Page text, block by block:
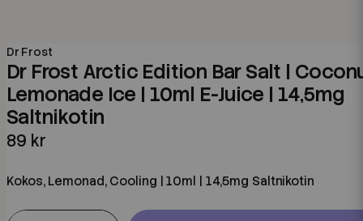
Dr Frost
Dr Frost Arctic Edition Bar Salt |
Lemonade Ice | 10ml E-Juice | 14,5mg
Saltnikotin
89 kr
Kokos, Lemonad, Cooling | 10ml | 14,5mg Saltnikotin